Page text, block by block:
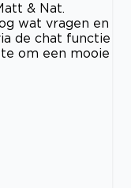
& Nat.
wat vragen en
de chat functie
om een mooie